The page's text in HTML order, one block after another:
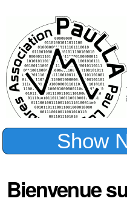
Chercher par
Seulement
Recherche
Show
Bienvenue